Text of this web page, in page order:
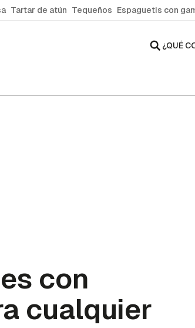
Tartar de atún Tequeños Espaguetis con
¿QUÉ
con
cualquier